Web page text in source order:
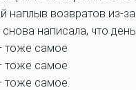
наплыв возвратов из-
написала, что
тоже самое
тоже самое
тоже самое.